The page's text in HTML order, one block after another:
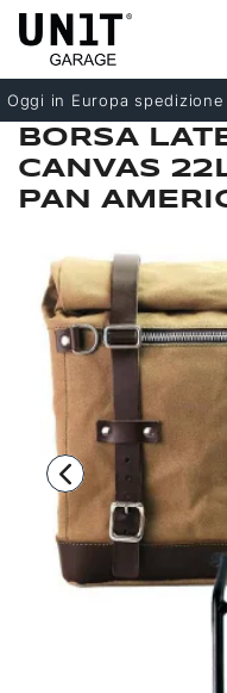
Oggi in Europa
BORSA
CANVAS
PAN